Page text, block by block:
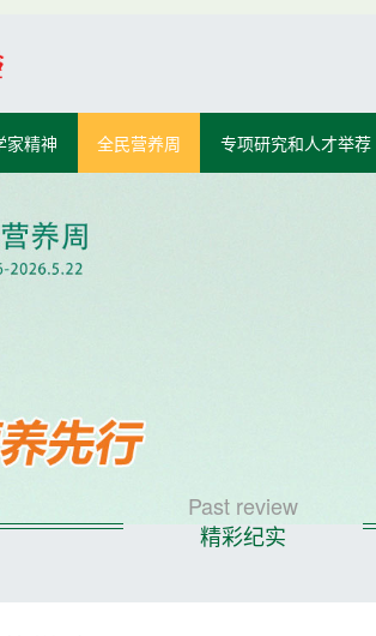
家精神 全民营养周 专项研究和人才举荐
Past review
精彩纪实